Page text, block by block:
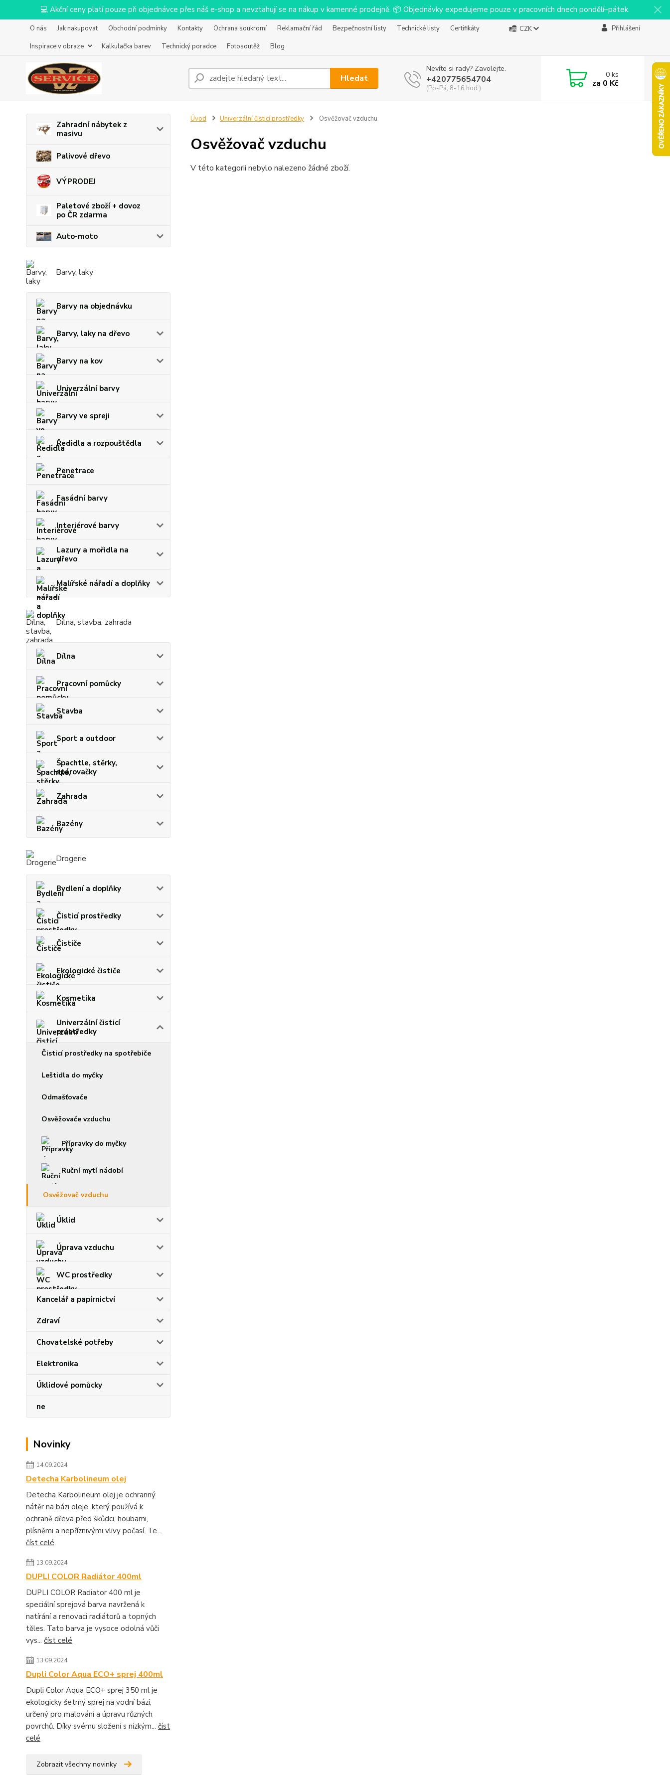
💻 Akční ceny platí pouze při objednávce přes náš e-shop a nevztahují se na nákup v kamenné prodejně. 📦 Objednávky expedujeme pouze v pracovních dnech pondělí–pátek.
O nás Jak nakupovat Obchodní podmínky Kontakty Ochrana soukromí Reklamační řád Bezpečnostní listy Technické listy
Certifikáty
Inspirace v obraze
Kalkulačka barev Technický poradce Fotosoutěž Blog
CZK Přihlášení
Hledat
Nevíte si rady? Zavolejte.
+420775654704
(Po-Pá, 8-16 hod.)
0ks
za 0 Kč
Zahradní nábytek z
masivu
Palivové dřevo
VÝPRODEJ
Paletové zboží + dovoz
po ČR zdarma
Auto-moto
Barvy, laky
Barvy na objednávku
Barvy, laky na dřevo
Barvy na kov
Univerzální barvy
Barvy ve spreji
Ředidla a rozpouštědla
Penetrace
Fasádní barvy
Interiérové barvy
Lazury a mořidla na
dřevo
Malířské nářadí a doplňky
Dílna, stavba, zahrada
Dílna
Pracovní pomůcky
Stavba
Sport a outdoor
Špachtle, stěrky,
spárovačky
Zahrada
Bazény
Drogerie
Bydlení a doplňky
Čisticí prostředky
Čističe
Ekologické čističe
Kosmetika
Univerzální čisticí
prostředky
Čisticí prostředky na spotřebiče
Leštidla do myčky
Odmašťovače
Osvěžovače vzduchu
Přípravky do myčky
Ruční mytí nádobí
Osvěžovač vzduchu
Úklid
Úprava vzduchu
WC prostředky
Kancelář a papírnictví
Zdraví
Chovatelské potřeby
Elektronika
Úklidové pomůcky
ne
Novinky
14.09.2024
Detecha Karbolineum olej
Detecha Karbolineum olej je ochranný
nátěr na bázi oleje, který používá k
ochraně dřeva před škůdci, houbami,
plísněmi a nepříznivými vlivy počasí. Te...
číst celé
13.09.2024
DUPLI COLOR Radiátor 400ml
DUPLI COLOR Radiator 400 ml je
speciální sprejová barva navržená k
natírání a renovaci radiátorů a topných
těles. Tato barva je vysoce odolná vůči
vys... číst celé
13.09.2024
Dupli Color Aqua ECO+ sprej 400ml
Dupli Color Aqua ECO+ sprej 350 ml je
ekologicky šetrný sprej na vodní bázi,
určený pro malování a úpravu různých
povrchů. Díky svému složení s nízkým... číst
celé
Zobrazit všechny novinky
Úvod Univerzální čisticí prostředky Osvěžovač vzduchu
Osvěžovač vzduchu
V této kategorii nebylo nalezeno žádné zboží.